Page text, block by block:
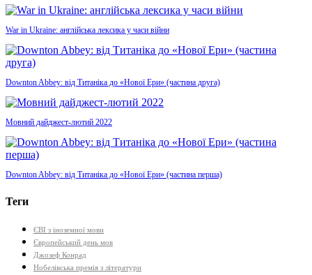
War in Ukraine: англійська лексика у часи війни
Downton Abbey: від Титаніка до «Нової Ери» (частина друга)
Мовний дайджест-лютий 2022
Downton Abbey: від Титаніка до «Нової Ери» (частина перша)
Теги
ЄВІ з іноземної мови
Європейський день мов
Джозеф Конрад
Нобелівська премія з літератури